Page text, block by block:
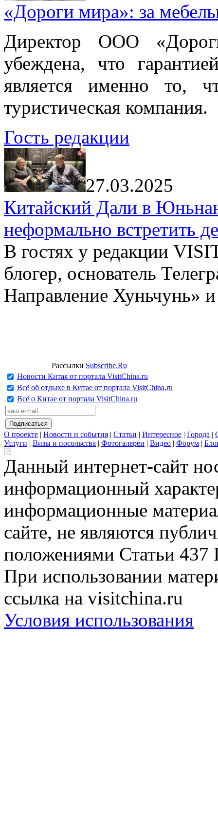
«Дороги мира»: за
Директор ООО
убеждена, что
является именно то,
туристическая компания.
Гость редакции
27.03.2025
Китайский Дали в
неформально встретить
В гостях у редакции
блогер, основатель
Направление Хуньчунь»
Рассылки Subscribe.Ru
Новости Китая от портала VisitChina.ru
Всё об отдыхе в Китае от портала VisitChina.ru
Всё о Китае от портала VisitChina.ru
О проекте | Новости и события | Статьи | Интересное | Города |
Услуги | Визы и посольства | Фотогалереи | Видео | Форум |
Данный интернет-сайт
информационный
информационные
сайте, не являются
положениями Статьи 437
При использовании
ссылка на visitchina.ru
Условия использования